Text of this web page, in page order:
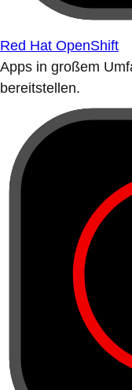
Red Hat OpenShift
Apps in großem
bereitstellen.